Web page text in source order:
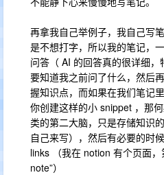
再拿我自己举例子，我自己写
是不想打字，所以我的笔记，
问答（ AI 的回答真的很详细
要知道我之前问了什么，然后
握知识点，而如果在我们笔记
你创建这样的小 snippet ，那
类的第二大脑，只是存储知识
自己来写），然后有必要的时
links （我在 notion 有个页面
note”）